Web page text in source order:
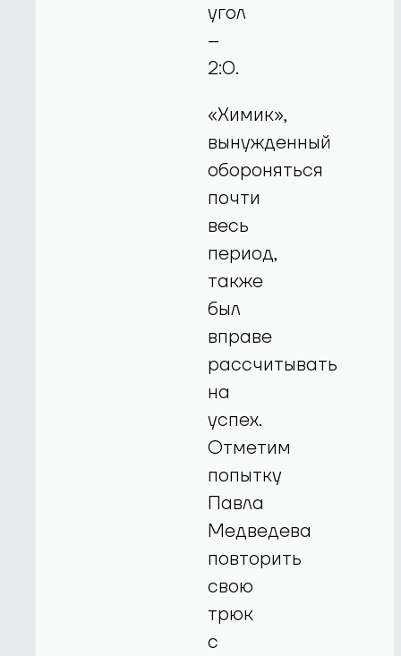
угол
–
2:0.
«Химик»,
вынужденный
обороняться
почти
весь
период,
также
был
вправе
рассчитывать
на
успех.
Отметим
попытку
Павла
Медведева
повторить
свою
трюк
с